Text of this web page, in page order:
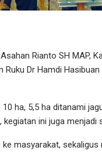
Rianto SH MAP,
Ruku Dr Hamdi
ha, 5,5 ha ditanami
ini juga menjadi
masyarakat,